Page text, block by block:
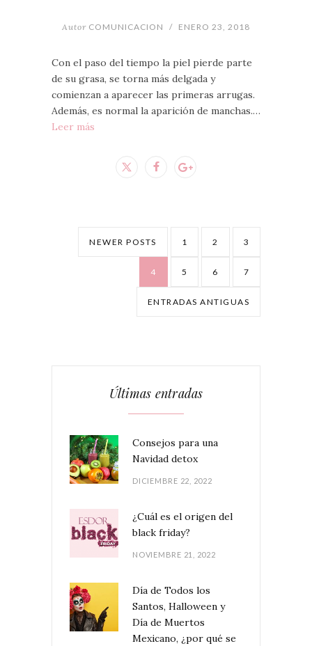
Autor COMUNICACION / ENERO 23, 2018
Con el paso del tiempo la piel pierde parte
de su grasa, se torna más delgada y
comienzan a aparecer las primeras arrugas.
Además, es normal la aparición de manchas.…
Leer más
NEWER POSTS 1 2 3
4 5 6 7
ENTRADAS ANTIGUAS
Últimas entradas
Consejos para una
Navidad detox
DICIEMBRE 22, 2022
¿Cuál es el origen del
black friday?
NOVIEMBRE 21, 2022
Día de Todos los
Santos, Halloween y
Día de Muertos
Mexicano, ¿por qué se